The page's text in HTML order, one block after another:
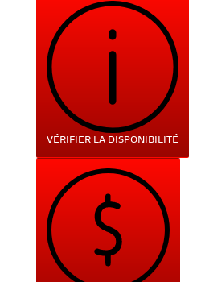
VÉRIFIER LA DISPONIBILITÉ